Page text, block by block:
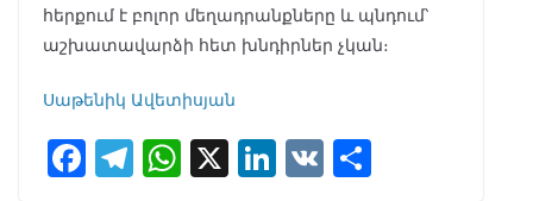
հերքում է բոլոր մեղադրանքները և պնդում՝
աշխատավարձի հետ խնդիրներ չկան։
Սաթենիկ Ավետիսյան
F T W X Li V